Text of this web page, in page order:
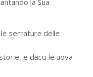
serrature delle
e dacci le uova